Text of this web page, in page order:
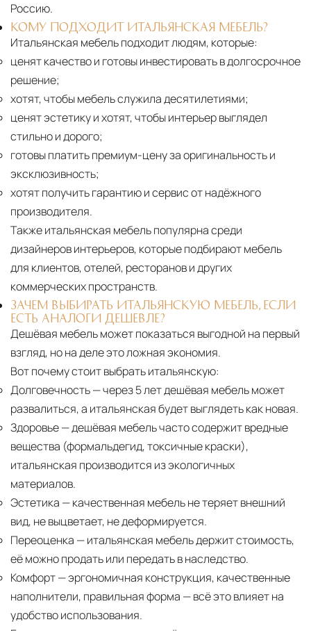
Россию.
КОМУ ПОДХОДИТ ИТАЛЬЯНСКАЯ МЕБЕЛЬ?
Итальянская мебель подходит людям, которые:
ценят качество и готовы инвестировать в долгосрочное
решение;
хотят, чтобы мебель служила десятилетиями;
ценят эстетику и хотят, чтобы интерьер выглядел
стильно и дорого;
готовы платить премиум-цену за оригинальность и
эксклюзивность;
хотят получить гарантию и сервис от надёжного
производителя.
Также итальянская мебель популярна среди
дизайнеров интерьеров, которые подбирают мебель
для клиентов, отелей, ресторанов и других
коммерческих пространств.
ЗАЧЕМ ВЫБИРАТЬ ИТАЛЬЯНСКУЮ МЕБЕЛЬ, ЕСЛИ
ЕСТЬ АНАЛОГИ ДЕШЕВЛЕ?
Дешёвая мебель может показаться выгодной на первый
взгляд, но на деле это ложная экономия.
Вот почему стоит выбрать итальянскую:
Долговечность— через 5 лет дешёвая мебель может
развалиться, а итальянская будет выглядеть как новая.
Здоровье— дешёвая мебель часто содержит вредные
вещества (формальдегид, токсичные краски),
итальянская производится из экологичных
материалов.
Эстетика — качественная мебель не теряет внешний
вид, не выцветает, не деформируется.
Переоценка — итальянская мебель держит стоимость,
её можно продать или передать в наследство.
Комфорт— эргономичная конструкция, качественные
наполнители, правильная форма — всё это влияет на
удобство использования.